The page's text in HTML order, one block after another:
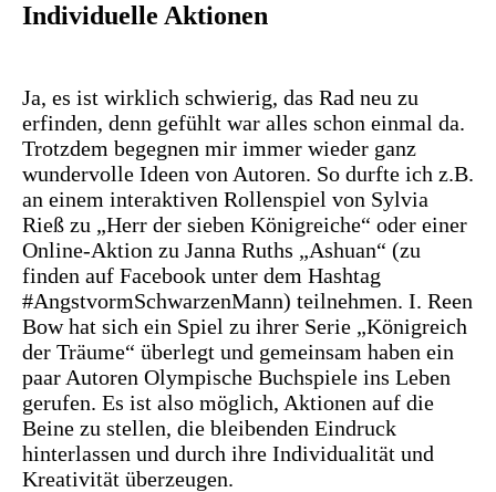
Individuelle Aktionen
Ja, es ist wirklich schwierig, das Rad neu zu
erfinden, denn gefühlt war alles schon einmal da.
Trotzdem begegnen mir immer wieder ganz
wundervolle Ideen von Autoren. So durfte ich z.B.
an einem interaktiven Rollenspiel von Sylvia
Rieß zu „Herr der sieben Königreiche“ oder einer
Online-Aktion zu Janna Ruths „Ashuan“ (zu
finden auf Facebook unter dem Hashtag
#AngstvormSchwarzenMann) teilnehmen. I. Reen
Bow hat sich ein Spiel zu ihrer Serie „Königreich
der Träume“ überlegt und gemeinsam haben ein
paar Autoren Olympische Buchspiele ins Leben
gerufen. Es ist also möglich, Aktionen auf die
Beine zu stellen, die bleibenden Eindruck
hinterlassen und durch ihre Individualität und
Kreativität überzeugen.